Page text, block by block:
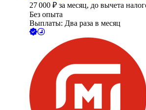
27 000 ₽ за месяц, до вычета
Без опыта
Выплаты: Два раза в месяц